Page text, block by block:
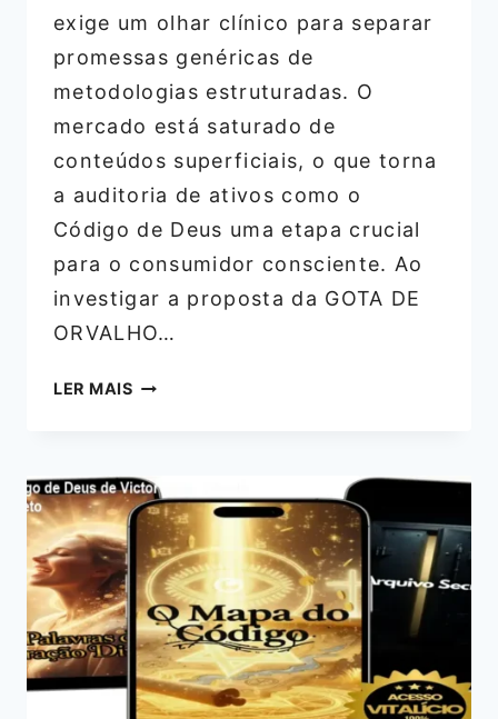
exige um olhar clínico para separar
promessas genéricas de
metodologias estruturadas. O
mercado está saturado de
conteúdos superficiais, o que torna
a auditoria de ativos como o
Código de Deus uma etapa crucial
para o consumidor consciente. Ao
investigar a proposta da GOTA DE
ORVALHO…
LER MAISO
DE
VICTOR
DONÉ:
DOSSIÊ
COMPLETO